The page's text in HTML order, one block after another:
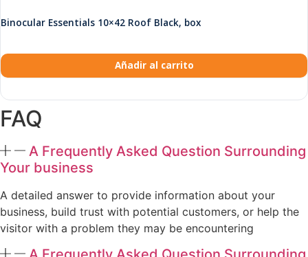
Binocular Essentials 10×42 Roof Black, box
Añadir al carrito
FAQ
A Frequently Asked Question Surrounding
Your business
A detailed answer to provide information about your
business, build trust with potential customers, or help the
visitor with a problem they may be encountering